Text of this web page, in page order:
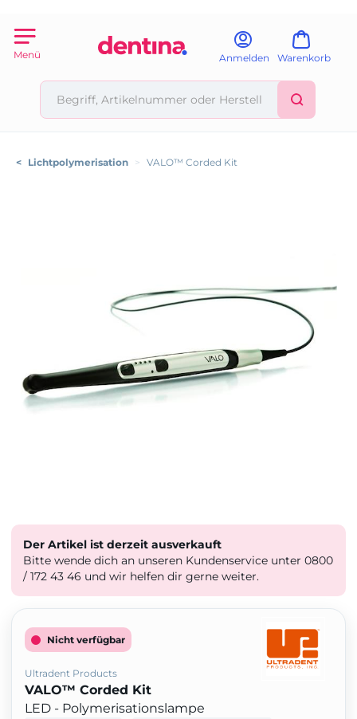
Menü Anmelden Warenkorb
< Lichtpolymerisation > VALO™ Corded Kit
Der Artikel ist derzeit ausverkauft
Bitte wende dich an unseren Kundenservice unter 0800
/ 172 43 46 und wir helfen dir gerne weiter.
Nicht verfügbar
Ultradent Products
VALO™ Corded Kit
LED - Polymerisationslampe